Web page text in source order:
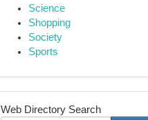
Science
Shopping
Society
Sports
Web Directory Search